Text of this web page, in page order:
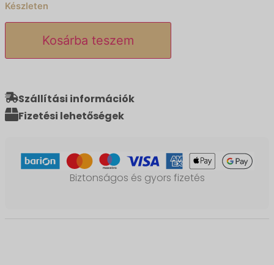
Készleten
Kosárba teszem
Szállítási információk
Fizetési lehetőségek
Biztonságos és gyors fizetés